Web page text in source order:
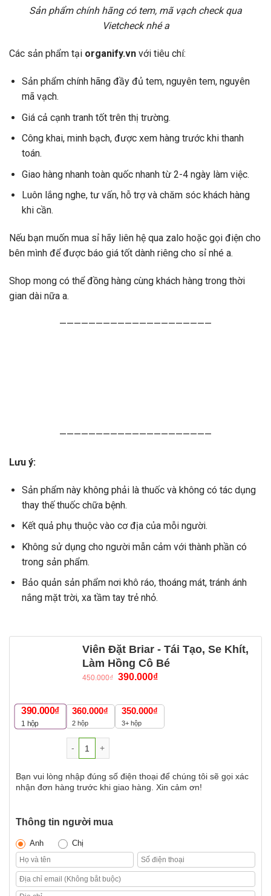
Sản phẩm chính hãng có tem, mã vạch check qua
Vietcheck nhé a
Các sản phẩm tại organify.vn với tiêu chí:
Sản phẩm chính hãng đầy đủ tem, nguyên tem, nguyên
mã vạch.
Giá cả cạnh tranh tốt trên thị trường.
Công khai, minh bạch, được xem hàng trước khi thanh
toán.
Giao hàng nhanh toàn quốc nhanh từ 2-4 ngày làm việc.
Luôn lắng nghe, tư vấn, hỗ trợ và chăm sóc khách hàng
khi cần.
Nếu bạn muốn mua sỉ hãy liên hệ qua zalo hoặc gọi điện cho
bên mình để được báo giá tốt dành riêng cho sỉ nhé a.
Shop mong có thể đồng hàng cùng khách hàng trong thời
gian dài nữa a.
—————————————————————
—————————————————————
Lưu ý:
Sản phẩm này không phải là thuốc và không có tác dụng
thay thế thuốc chữa bệnh.
Kết quả phụ thuộc vào cơ địa của mỗi người.
Không sử dụng cho người mẫn cảm với thành phần có
trong sản phẩm.
Bảo quản sản phẩm nơi khô ráo, thoáng mát, tránh ánh
nắng mặt trời, xa tầm tay trẻ nhỏ.
Viên Đặt Briar - Tái Tạo, Se Khít,
Làm Hồng Cô Bé
450.000₫ 390.000₫
390.000₫
1 hộp
360.000₫
2 hộp
350.000₫
3+ hộp
Bạn vui lòng nhập đúng số điện thoại để chúng tôi sẽ gọi xác
nhận đơn hàng trước khi giao hàng. Xin cảm ơn!
Thông tin người mua
Anh Chị